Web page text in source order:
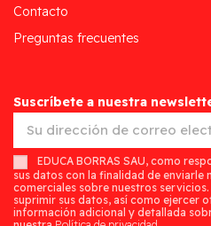
Contacto
Preguntas frecuentes
Suscríbete a nuestra
EDUCA BORRAS SAU, como
sus datos con la finalidad de
comerciales sobre nuestros
suprimir sus datos, así como ejercer
información adicional y detallada